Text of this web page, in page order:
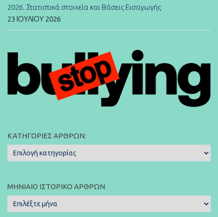
2026. Στατιστικά στοιχεία και Βάσεις Εισαγωγής
23 ΙΟΥΛΊΟΥ 2026
ΚΑΤΗΓΟΡΊΕΣ ΆΡΘΡΩΝ:
Κατηγορίες
Άρθρων:
ΜΗΝΙΑΊΟ ΙΣΤΟΡΙΚΌ ΆΡΘΡΩΝ
Μηνιαίο
Ιστορικό